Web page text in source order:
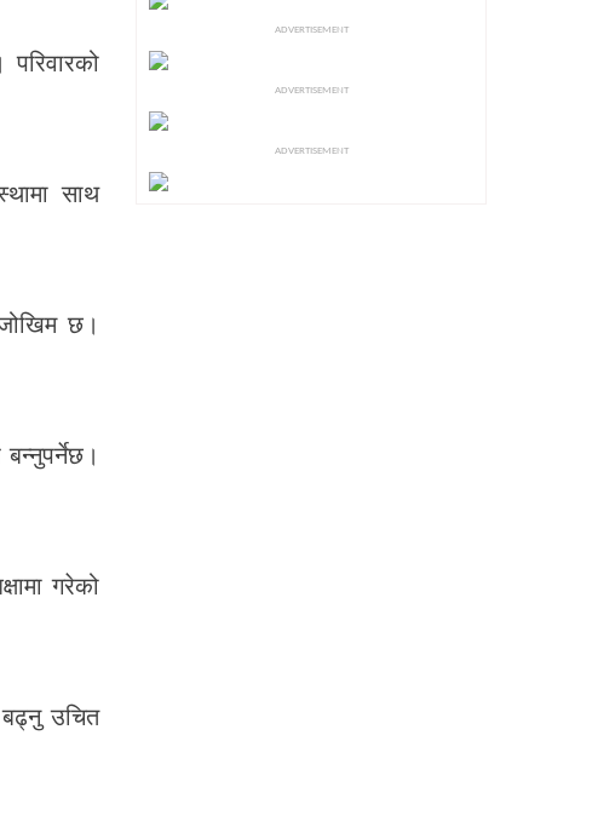
साथ
छ।
गरेको
बढ्नु उचित
ADVERTISEMENT
ADVERTISEMENT
ADVERTISEMENT